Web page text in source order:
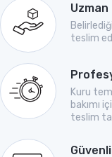
Uzman
teslim
Kuru
bakımı
teslim